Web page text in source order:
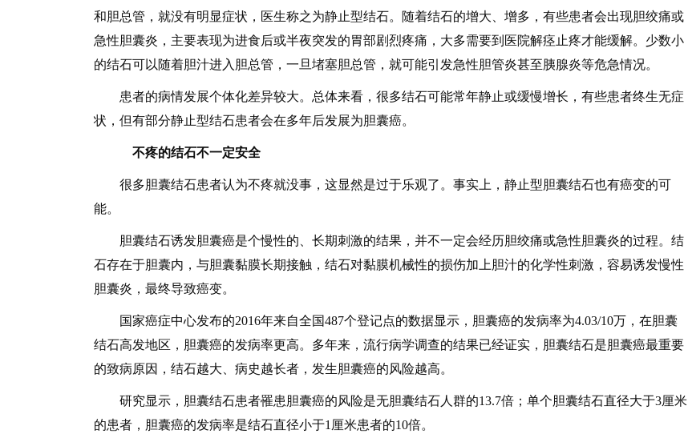
和胆总管，就没有明显症状，医生称之为静止型结石。随着结石的增大、增多，有些患者会出现胆绞痛或
急性胆囊炎，主要表现为进食后或半夜突发的胃部剧烈疼痛，大多需要到医院解痉止疼才能缓解。少数小
的结石可以随着胆汁进入胆总管，一旦堵塞胆总管，就可能引发急性胆管炎甚至胰腺炎等危急情况。
患者的病情发展个体化差异较大。总体来看，很多结石可能常年静止或缓慢增长，有些患者终生无症
状，但有部分静止型结石患者会在多年后发展为胆囊癌。
不疼的结石不一定安全
很多胆囊结石患者认为不疼就没事，这显然是过于乐观了。事实上，静止型胆囊结石也有癌变的可
能。
胆囊结石诱发胆囊癌是个慢性的、长期刺激的结果，并不一定会经历胆绞痛或急性胆囊炎的过程。结
石存在于胆囊内，与胆囊黏膜长期接触，结石对黏膜机械性的损伤加上胆汁的化学性刺激，容易诱发慢性
胆囊炎，最终导致癌变。
国家癌症中心发布的2016年来自全国487个登记点的数据显示，胆囊癌的发病率为4.03/10万，在胆囊
结石高发地区，胆囊癌的发病率更高。多年来，流行病学调查的结果已经证实，胆囊结石是胆囊癌最重要
的致病原因，结石越大、病史越长者，发生胆囊癌的风险越高。
研究显示，胆囊结石患者罹患胆囊癌的风险是无胆囊结石人群的13.7倍；单个胆囊结石直径大于3厘米
的患者，胆囊癌的发病率是结石直径小于1厘米患者的10倍。